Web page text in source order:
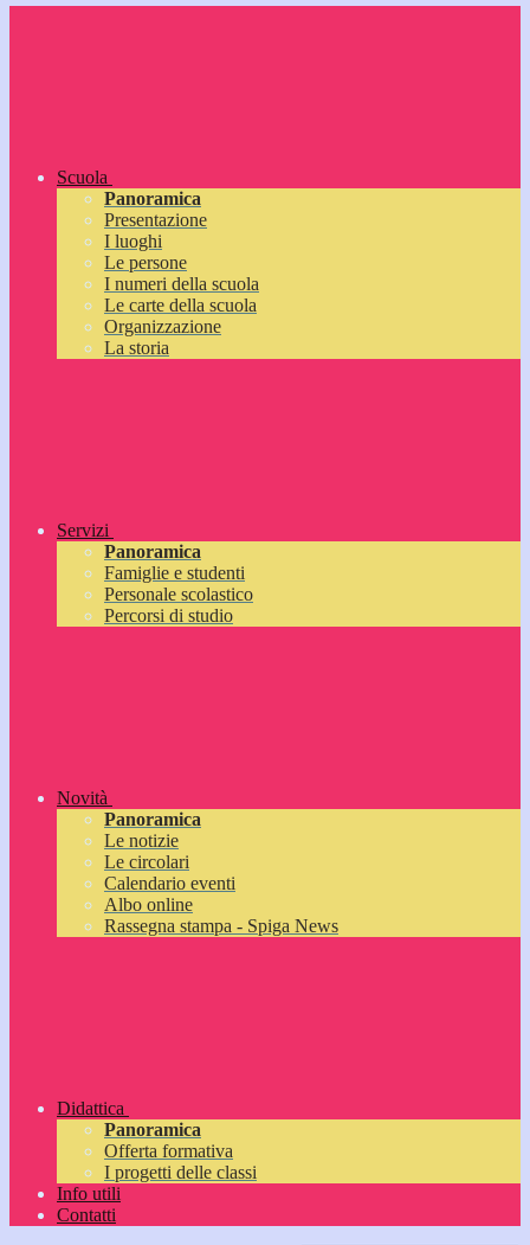
Scuola
Panoramica
Presentazione
I luoghi
Le persone
I numeri della scuola
Le carte della scuola
Organizzazione
La storia
Servizi
Panoramica
Famiglie e studenti
Personale scolastico
Percorsi di studio
Novità
Panoramica
Le notizie
Le circolari
Calendario eventi
Albo online
Rassegna stampa - Spiga News
Didattica
Panoramica
Offerta formativa
I progetti delle classi
Info utili
Contatti